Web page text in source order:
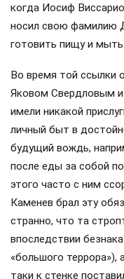
когда Иосиф
носил свою фамилию
готовить пищу и мыть
Во время той ссылки
Яковом Свердловым
имели никакой
личный быт в
будущий вождь,
после еды за собой
этого часто с ним
Каменев брал эту
странно, что та
впоследствии
«большого террора»),
таки к стенке